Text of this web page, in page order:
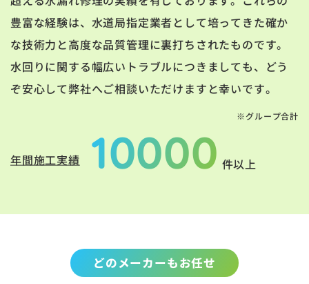
豊富な経験は、水道局指定業者として培ってきた確か
な技術力と高度な品質管理に裏打ちされたものです。
水回りに関する幅広いトラブルにつきましても、どう
ぞ安心して弊社へご相談いただけますと幸いです。
※グループ合計
年間施工実績 10000 件以上
どのメーカーもお任せ